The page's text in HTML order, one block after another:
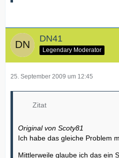
DN41
Legendary Moderator
25. September 2009 um 12:45
Zitat
Original von Scoty81
Ich habe das gleiche Problem
Mittlerweile glaube ich das ein